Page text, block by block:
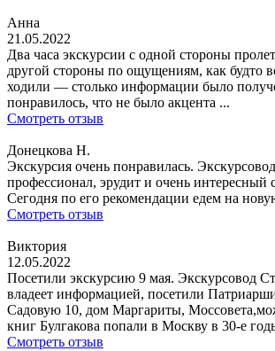
Анна
21.05.2022
Два часа экскурсии с одной стороны
другой стороны по ощущениям, как будто
ходили — столько информации было
понравилось, что не было акцента ...
Смотреть отзыв
Донецкова Н.
Экскурсия очень понравилась.
профессионал, эрудит и очень интересный
Сегодня по его рекомендации едем на
Смотреть отзыв
Виктория
12.05.2022
Посетили экскурсию 9 мая. Экскурсовод
владеет информацией, посетили
Садовую 10, дом Маргариты,
книг Булгакова попали в Москву в 30-е
Смотреть отзыв